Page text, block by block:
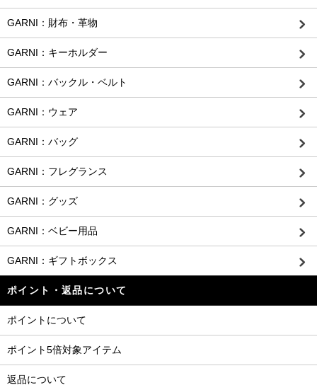
GARNI：財布・革物
GARNI：キーホルダー
GARNI：バックル・ベルト
GARNI：ウェア
GARNI：バッグ
GARNI：フレグランス
GARNI：グッズ
GARNI：ベビー用品
GARNI：ギフトボックス
ポイント・返品について
ポイントについて
ポイント5倍対象アイテム
返品について